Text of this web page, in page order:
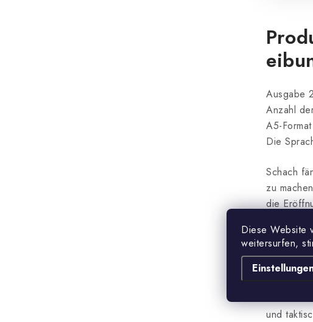
Diese Website
weitersurfen,
Ausgabe
Anzahl
A5-Format
Die
Schach
zu
die
die
unserer
das
und